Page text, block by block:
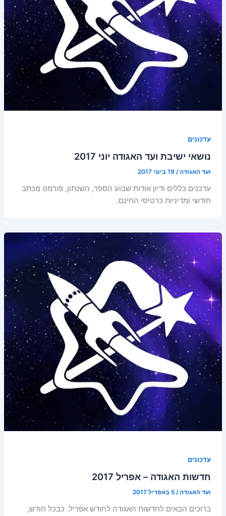
עדכונים
נושאי ישיבת ועד האגודה יוני 2017
ועד האגודה/ 19 ביוני 2017
עדכנים כללים ודיון אודות שבוע הספר, השנתון, פורמט מכתב
חודשי ומדיניות כרטיסי החינם.
עדכונים
חדשות האגודה – אפריל 2017
ועד האגודה/ 5 באפריל 2017
ברוכים הבאים לחדשות האגודה לחודש אפריל. כבכל חודש,